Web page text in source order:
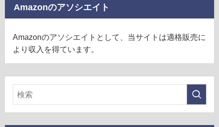
Amazonのアソシエイト
Amazonのアソシエイトとして、当サイトは適格販売に
より収入を得ています。